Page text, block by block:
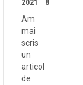
2021
8
Am
mai
scris
un
articol
de